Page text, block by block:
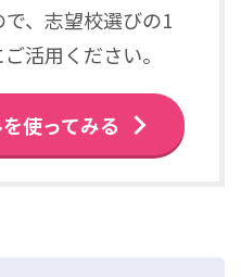
で、志望校選びの1
活用ください。
使ってみる